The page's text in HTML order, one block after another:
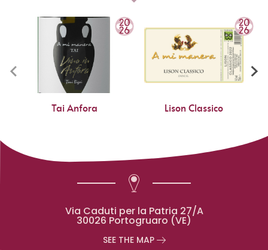
Via Caduti per la Patria 27/A
30026 Portogruaro (VE)
SEE THE MAP
regalando un'interpretazione personale, dove
emerge intensamente il legame con le terre della
denominazione Lison Pramaggiore. In questa
edizione si pone al vertice il Lison Classico che
evoca il varietale di mandorla, ma stupisce con il
suo sorso materico.
Tai Anfora Lison Classico